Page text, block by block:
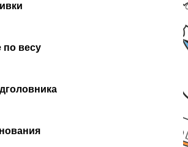
по весу